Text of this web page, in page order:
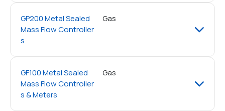
GP200 Metal Sealed
Mass Flow Controller
s
Gas
GF100 Metal Sealed
Mass Flow Controller
s & Meters
Gas